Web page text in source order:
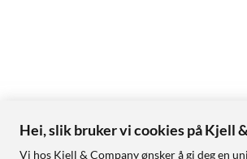
Hei, slik bruker vi cookies på Kjell
Vi hos Kjell & Company ønsker å gi deg en